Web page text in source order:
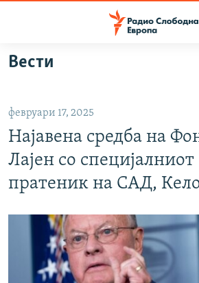
Оди
на
Оди
на
главната
навигација
Премини
на
ВИЗУЕЛНО
ВЕСТИ
ШТО ТРЕБА ДА ЗНАЕТЕ
ПРИЈАВИ СЕ ЗА ЊУЗЛЕТЕР
ПОДКАСТ ЗОШТО?
СЛЕДЕТЕ НЕ
Вести
февруари 17, 2025
Најавена средба на
Лајен со специјалниот
пратеник на САД,